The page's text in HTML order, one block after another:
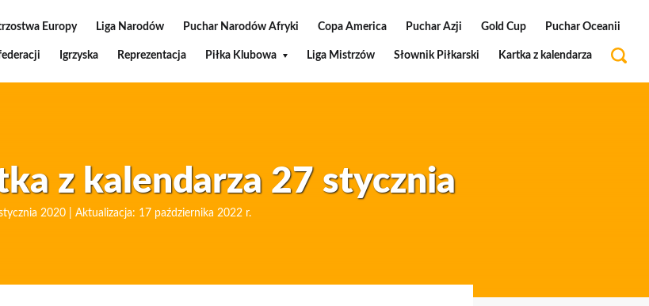
Europy Liga Narodów Puchar Narodów Afryki Copa America Puchar Azji Gold Cup Puchar Oceanii
Igrzyska Reprezentacja Piłka Klubowa Liga Mistrzów Słownik Piłkarski Kartka z kalendarza
z kalendarza 27 stycznia
2020 | Aktualizacja: 17 października 2022 r.